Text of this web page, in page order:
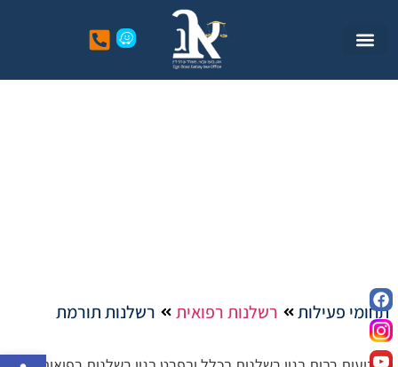
רשלנות תורמת
תחומי פעילות רשלנות רפואית רשלנות תורמת